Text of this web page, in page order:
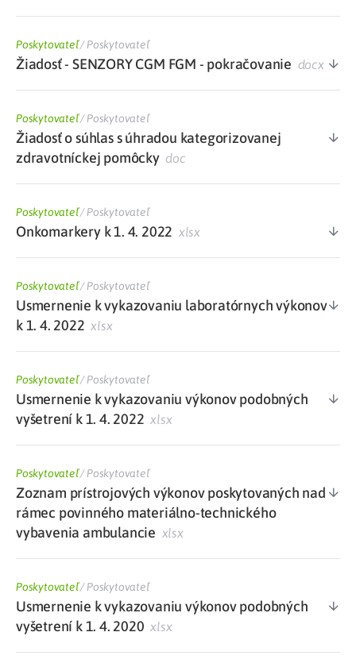
Poskytovateľ/Poskytovateľ
Žiadosť - SENZORY CGM FGM - pokračovanie docx
Poskytovateľ/Poskytovateľ
Žiadosť o súhlas s úhradou kategorizovanej
zdravotníckej pomôckydoc
Poskytovateľ/Poskytovateľ
Onkomarkery k 1. 4. 2022 xlsx
Poskytovateľ/Poskytovateľ
Usmernenie k vykazovaniu laboratórnych výkonov
k 1. 4. 2022 xlsx
Poskytovateľ/Poskytovateľ
Usmernenie k vykazovaniu výkonov podobných
vyšetrení k 1. 4. 2022 xlsx
Poskytovateľ/Poskytovateľ
Zoznam prístrojových výkonov poskytovaných nad
rámec povinného materiálno-technického
vybavenia ambulancie xlsx
Poskytovateľ/Poskytovateľ
Usmernenie k vykazovaniu výkonov podobných
vyšetrení k 1. 4. 2020 xlsx